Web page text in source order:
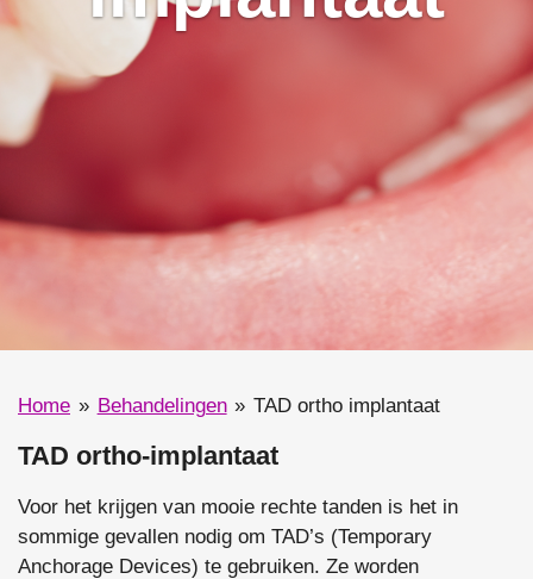
Home » Behandelingen » TAD ortho implantaat
TAD ortho-implantaat
Voor het krijgen van mooie rechte tanden is het in
sommige gevallen nodig om TAD’s (Temporary
Anchorage Devices) te gebruiken. Ze worden